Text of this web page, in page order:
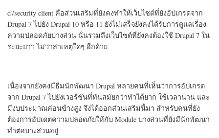
d7security client คือส่วนเสริมที่ยังคงทำให้เว็บไซต์ที่ยังอัปเกรดจาก
Drupal 7 ไปยัง Drupal 10 หรือ 11 ยังไม่เสร็จยังคงได้รับการดูแลเรื่อง
ความปลอดภัยบางส่วน นั่นรวมถึงเว็บไซต์ที่ยังคงต้องใช้ Drupal 7 ใน
ระยะยาว ไม่ว่าสาเหตุใดๆ อีกด้วย
เนื่องจากยังคงมีธีมนักพัฒนา Drupal หลายคนที่เห็นว่าการอัปเกรด
จาก Drupal 7 ไปยังเวอร์ชันที่ทันสมัยกว่าทำได้ยาก ใช้เวลานาน และ
มีงบประมาณค่อนข้างสูง จึงได้ออกส่วนเสริมนี้มา สำหรับคนที่ยัง
ต้องการอัปเดตความปลอดภัยให้กับ Module บางส่วนที่ยังมีนักพัฒนา
ทำต่อบางส่วนอยู่